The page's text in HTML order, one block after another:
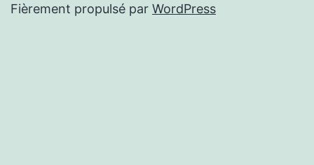
Fièrement propulsé par WordPress